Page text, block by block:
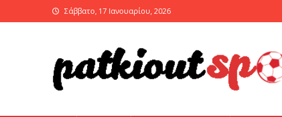
to
Σάββατο, 17 Ιανουαρίου, 2026